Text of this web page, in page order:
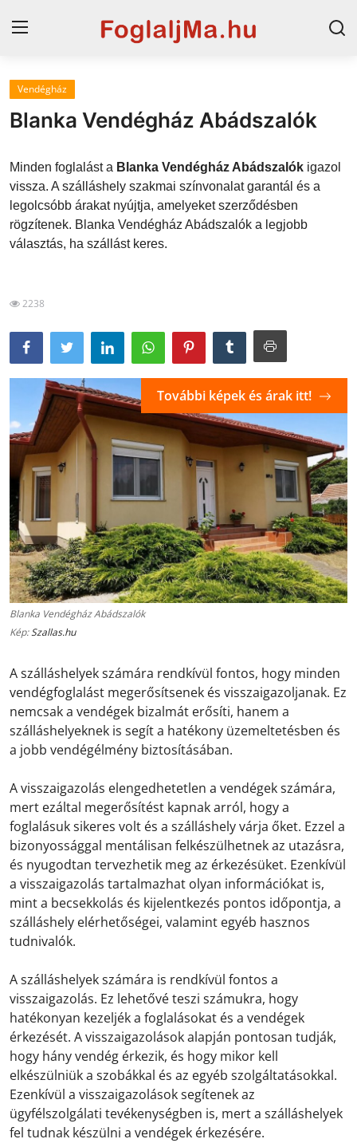
Magyarország
Horvátország
Szállások a Balatonon
Szállások Hajdúszoboszlón
Vendégház
Blanka Vendégház Abádszalók
Minden foglalást a Blanka Vendégház Abádszalók igazol
vissza. A szálláshely szakmai színvonalat garantál és a
legolcsóbb árakat nyújtja, amelyeket szerződésben
rögzítenek. Blanka Vendégház Abádszalók a legjobb
választás, ha szállást keres.
2238
Blanka Vendégház Abádszalók
Kép:Szallas.hu
További képek és árak itt!
A szálláshelyek számára rendkívül fontos, hogy minden
vendégfoglalást megerősítsenek és visszaigazoljanak. Ez
nemcsak a vendégek bizalmát erősíti, hanem a
szálláshelyeknek is segít a hatékony üzemeltetésben és
a jobb vendégélmény biztosításában.
A visszaigazolás elengedhetetlen a vendégek számára,
mert ezáltal megerősítést kapnak arról, hogy a
foglalásuk sikeres volt és a szálláshely várja őket. Ezzel a
bizonyossággal mentálisan felkészülhetnek az utazásra,
és nyugodtan tervezhetik meg az érkezésüket. Ezenkívül
a visszaigazolás tartalmazhat olyan információkat is,
mint a becsekkolás és kijelentkezés pontos időpontja, a
szálláshely elérhetőségei, valamint egyéb hasznos
tudnivalók.
A szálláshelyek számára is rendkívül fontos a
visszaigazolás. Ez lehetővé teszi számukra, hogy
hatékonyan kezeljék a foglalásokat és a vendégek
érkezését. A visszaigazolások alapján pontosan tudják,
hogy hány vendég érkezik, és hogy mikor kell
elkészülniük a szobákkal és az egyéb szolgáltatásokkal.
Ezenkívül a visszaigazolások segítenek az
ügyfélszolgálati tevékenységben is, mert a szálláshelyek
fel tudnak készülni a vendégek érkezésére.